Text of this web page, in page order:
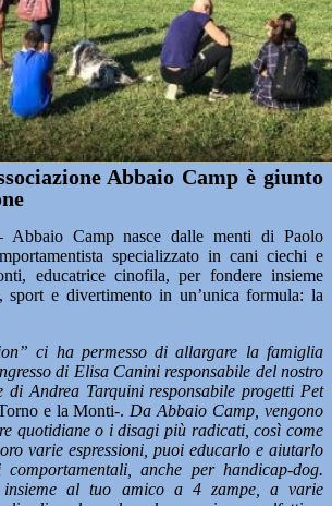
Abbaio Camp è giunto
Camp nasce dalle menti di Paolo
specializzato in cani ciechi e
educatrice cinofila, per fondere insieme
sport e divertimento in un’unica formula: la
ci ha permesso di allargare la famiglia
di Elisa Canini responsabile del nostro
di Andrea Tarquini responsabile progetti Pet
e la Monti-. Da Abbaio Camp, vengono
quotidiane o i disagi più radicati, così come
varie espressioni, puoi educarlo e aiutarlo
anche per handicap-dog.
al tuo amico a 4 zampe, a varie